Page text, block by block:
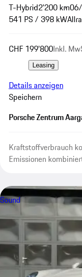
T-Hybrid2'200 km
541 PS / 398 kW
CHF 199'800Inkl.
Leasing
Details anzeigen
Speichern
Porsche Zentrum
Kraftstoffverbrauch
Emissionen
Sound